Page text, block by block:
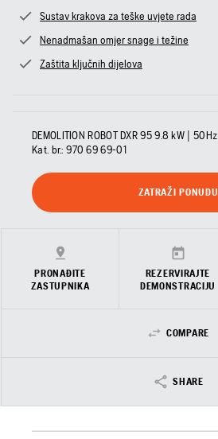
Sustav krakova za teške uvjete rada
Nenadmašan omjer snage i težine
Zaštita ključnih dijelova
DEMOLITION ROBOT DXR 95 9.8 kW | 50Hz
Kat. br.: 970 69 69‑01
ZATRAŽI PONUDU
PRONAĐITE
ZASTUPNIKA
REZERVIRAJTE
DEMONSTRACIJU
COMPARE
SHARE